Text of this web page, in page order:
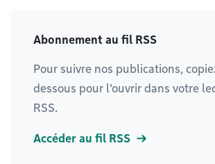
Abonnement au fil RSS
Pour suivre nos publications,
dessous pour l'ouvrir dans votre
RSS.
Accéder au fil RSS